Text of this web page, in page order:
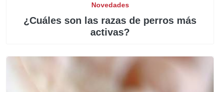
Novedades
¿Cuáles son las razas de perros más
activas?